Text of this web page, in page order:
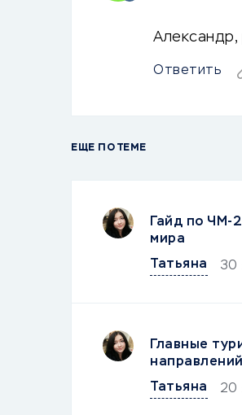
Ответить
ЕЩЕ ПО ТЕМЕ
Гайд по ЧМ-
мира
Татьяна
30
Главные
направлений
Татьяна
20